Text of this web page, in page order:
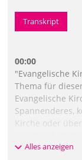
Transkript
00:00
"Evangelische
Thema für
Evangelische
Spannenderes,
Kirche oder
heiß gekocht
Alles anzeigen